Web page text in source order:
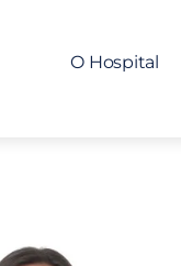
O Hospital